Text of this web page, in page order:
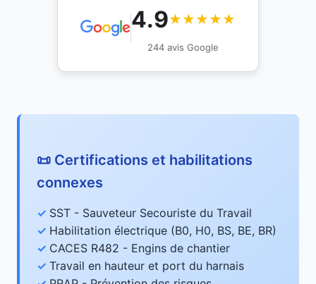
4.9★★★★★
244 avis Google
📜 Certifications et habilitations
connexes
SST - Sauveteur Secouriste du Travail
Habilitation électrique (B0, H0, BS, BE, BR)
CACES R482 - Engins de chantier
Travail en hauteur et port du harnais